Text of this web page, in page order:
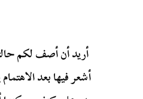
أريد أن أصف لكم
أشعر فيها بعد